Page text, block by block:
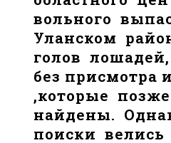
вольного
Уланском
голов
без присмотра
,которые
найдены.
поиски велись